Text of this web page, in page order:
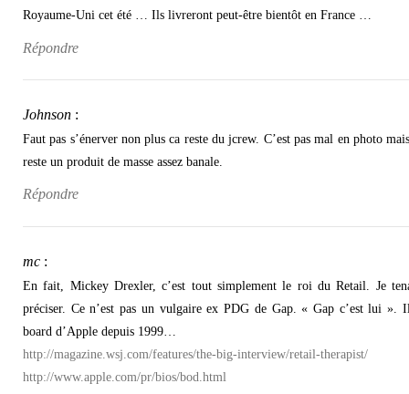
Royaume-Uni cet été … Ils livreront peut-être bientôt en France …
Répondre
Johnson :
Faut pas s’énerver non plus ca reste du jcrew. C’est pas mal en photo
reste un produit de masse assez banale.
Répondre
mc :
En fait, Mickey Drexler, c’est tout simplement le roi du Retail. Je
préciser. Ce n’est pas un vulgaire ex PDG de Gap. « Gap c’est lui ».
board d’Apple depuis 1999…
http://magazine.wsj.com/features/the-big-interview/retail-therapist/
http://www.apple.com/pr/bios/bod.html